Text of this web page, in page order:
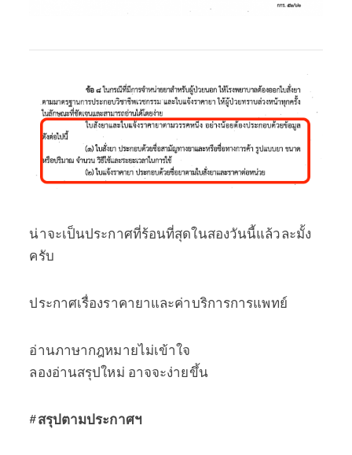
น่าจะเป็นประกาศที่ร้อนที่สุดในสองวันนี้แล้วละมั้ง
ครับ
ประกาศเรื่องราคายาและค่าบริการการแพทย์
อ่านภาษากฎหมายไม่เข้าใจ
ลองอ่านสรุปใหม่ อาจจะง่ายขึ้น
#สรุปตามประกาศฯ